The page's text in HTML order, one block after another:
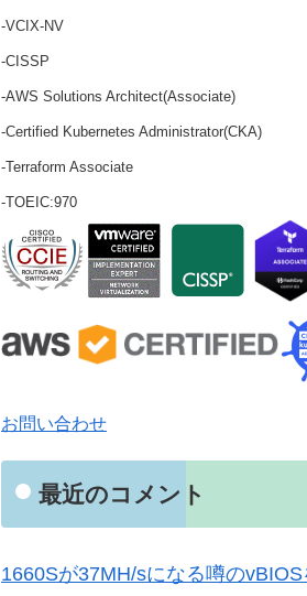
-VCIX-NV
-CISSP
-AWS Solutions Architect(Associate)
-Certified Kubernetes Administrator(CKA)
-Terraform Associate
-TOEIC:970
お問い合わせ
最近のコメント
1660Sが37MH/sになる噂のvBIOS